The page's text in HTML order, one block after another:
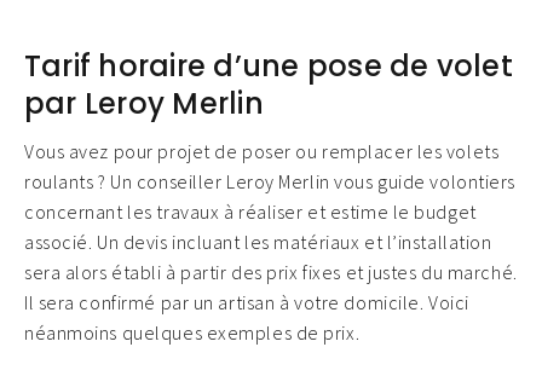
Tarif horaire d’une pose de volet
par Leroy Merlin
Vous avez pour projet de poser ou remplacer les volets
roulants ? Un conseiller Leroy Merlin vous guide volontiers
concernant les travaux à réaliser et estime le budget
associé. Un devis incluant les matériaux et l’installation
sera alors établi à partir des prix fixes et justes du marché.
Il sera confirmé par un artisan à votre domicile. Voici
néanmoins quelques exemples de prix.